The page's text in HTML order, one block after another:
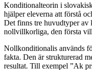
Konditionalteorin i
hjälper eleverna att förstå
Det finns tre huvudtyper av
nollvillkorliga, den första
Nollkonditionalis används
fakta. Den är strukturerad
resultat. Till exempel ”Ak